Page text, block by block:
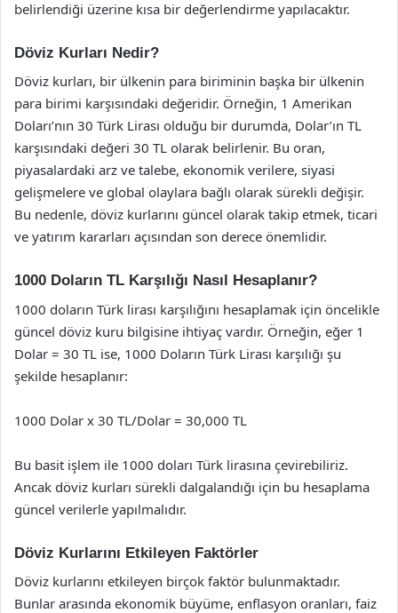
belirlendiği üzerine kısa bir değerlendirme yapılacaktır.
Döviz Kurları Nedir?
Döviz kurları, bir ülkenin para biriminin başka bir ülkenin
para birimi karşısındaki değeridir. Örneğin, 1 Amerikan
Doları’nın 30 Türk Lirası olduğu bir durumda, Dolar’ın TL
karşısındaki değeri 30 TL olarak belirlenir. Bu oran,
piyasalardaki arz ve talebe, ekonomik verilere, siyasi
gelişmelere ve global olaylara bağlı olarak sürekli değişir.
Bu nedenle, döviz kurlarını güncel olarak takip etmek, ticari
ve yatırım kararları açısından son derece önemlidir.
1000 Doların TL Karşılığı Nasıl Hesaplanır?
1000 doların Türk lirası karşılığını hesaplamak için öncelikle
güncel döviz kuru bilgisine ihtiyaç vardır. Örneğin, eğer 1
Dolar = 30 TL ise, 1000 Doların Türk Lirası karşılığı şu
şekilde hesaplanır:
1000 Dolar x 30 TL/Dolar = 30,000 TL
Bu basit işlem ile 1000 doları Türk lirasına çevirebiliriz.
Ancak döviz kurları sürekli dalgalandığı için bu hesaplama
güncel verilerle yapılmalıdır.
Döviz Kurlarını Etkileyen Faktörler
Döviz kurlarını etkileyen birçok faktör bulunmaktadır.
Bunlar arasında ekonomik büyüme, enflasyon oranları, faiz